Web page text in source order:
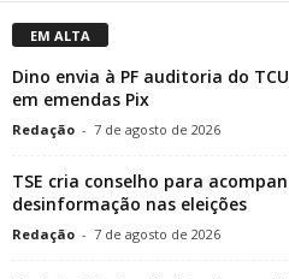
EM ALTA
Dino envia à PF auditoria do
em emendas Pix
Redação - 7 de agosto de 2026
TSE cria conselho para
desinformação nas eleições
Redação - 7 de agosto de 2026